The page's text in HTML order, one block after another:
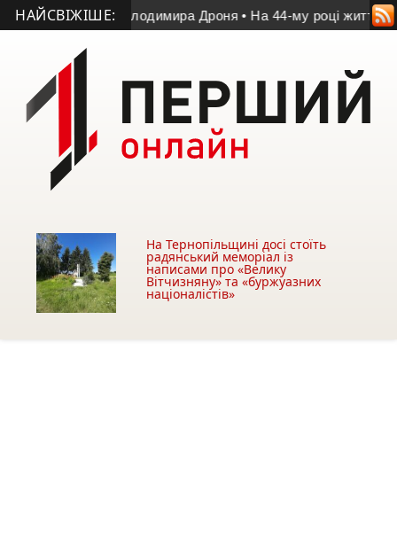
НАЙСВІЖІШЕ:
пам’яті Володимира Дроня • На 44-му році життя
На Тернопільщині досі стоїть
радянський меморіал із
написами про «Велику
Вітчизняну» та «буржуазних
націоналістів»